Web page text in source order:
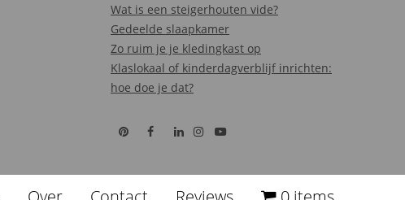
Wat is een steigerhouten vide?
Gedeelde slaapkamer
Zo ruim je je kledingkast op
Klaslokaal of kinderdagverblijf inrichten:
hoe doe je dat?